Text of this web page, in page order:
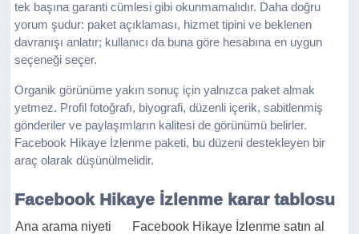
tek başına garanti cümlesi gibi okunmamalıdır. Daha doğru
yorum şudur: paket açıklaması, hizmet tipini ve beklenen
davranışı anlatır; kullanıcı da buna göre hesabına en uygun
seçeneği seçer.
Organik görünüme yakın sonuç için yalnızca paket almak
yetmez. Profil fotoğrafı, biyografi, düzenli içerik, sabitlenmiş
gönderiler ve paylaşımların kalitesi de görünümü belirler.
Facebook Hikaye İzlenme paketi, bu düzeni destekleyen bir
araç olarak düşünülmelidir.
Facebook Hikaye İzlenme karar tablosu
Ana arama niyeti
Facebook Hikaye İzlenme satın al